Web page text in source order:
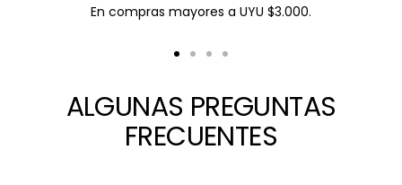
En compras mayores a UYU $3.000.
la
diapositiva
1
la
diapositiva
2
la
diapositiva
3
la
diapositiva
4
ALGUNAS PREGUNTAS
FRECUENTES